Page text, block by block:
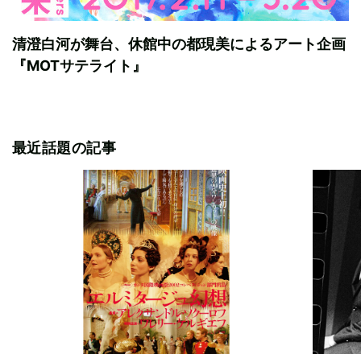
清澄白河が舞台、休館中の都現美によるアート企画
『MOTサテライト』
最近話題の記事